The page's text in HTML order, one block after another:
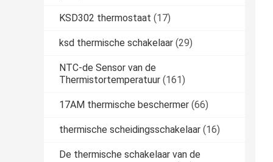
KSD302 thermostaat (17)
ksd thermische schakelaar (29)
NTC-de Sensor van de
Thermistortemperatuur (161)
17AM thermische beschermer (66)
thermische scheidingsschakelaar (16)
De thermische schakelaar van de